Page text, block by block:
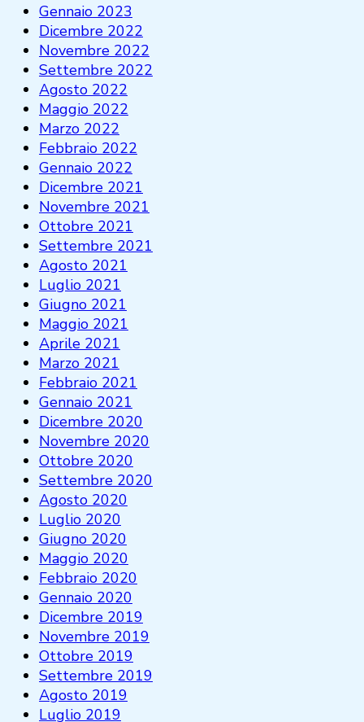
Gennaio 2023
Dicembre 2022
Novembre 2022
Settembre 2022
Agosto 2022
Maggio 2022
Marzo 2022
Febbraio 2022
Gennaio 2022
Dicembre 2021
Novembre 2021
Ottobre 2021
Settembre 2021
Agosto 2021
Luglio 2021
Giugno 2021
Maggio 2021
Aprile 2021
Marzo 2021
Febbraio 2021
Gennaio 2021
Dicembre 2020
Novembre 2020
Ottobre 2020
Settembre 2020
Agosto 2020
Luglio 2020
Giugno 2020
Maggio 2020
Febbraio 2020
Gennaio 2020
Dicembre 2019
Novembre 2019
Ottobre 2019
Settembre 2019
Agosto 2019
Luglio 2019